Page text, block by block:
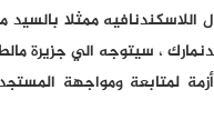
ممثلا بالسيد
، سيتوجه الي جزيرة
لمتابعة ومواجهة